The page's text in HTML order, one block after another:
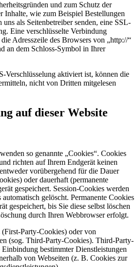
und zum Schutz der
Inhalte, wie zum Beispiel Bestellungen
als Seitenbetreiber senden, eine SSL-
Eine verschlüsselte Verbindung
Adresszeile des Browsers von „http://“
an dem Schloss-Symbol in Ihrer
Verschlüsselung aktiviert ist, können die
nicht von Dritten mitgelesen
auf dieser Website
so genannte „Cookies“. Cookies
richten auf Ihrem Endgerät keinen
vorübergehend für die Dauer
oder dauerhaft (permanente
gespeichert. Session-Cookies werden
gelöscht. Permanente Cookies
gespeichert, bis Sie diese selbst löschen
durch Ihren Webbrowser erfolgt.
Party-Cookies) oder von
(sog. Third-Party-Cookies). Third-Party-
bestimmter Dienstleistungen
von Webseiten (z. B. Cookies zur